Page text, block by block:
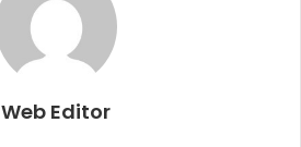
Web Editor